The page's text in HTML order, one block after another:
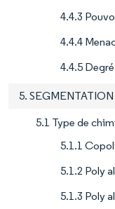
4.4.3
4.4.4
4.4.5
5.
5.1 Type de
5.1.1
5.1.2 Poly
5.1.3 Poly